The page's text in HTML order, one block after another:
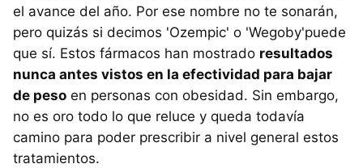
el avance del año. Por ese nombre no te sonarán,
pero quizás si decimos 'Ozempic' o 'Wegoby'puede
que sí. Estos fármacos han mostrado resultados
nunca antes vistos en la efectividad para bajar
de peso en personas con obesidad. Sin embargo,
no es oro todo lo que reluce y queda todavía
camino para poder prescribir a nivel general estos
tratamientos.